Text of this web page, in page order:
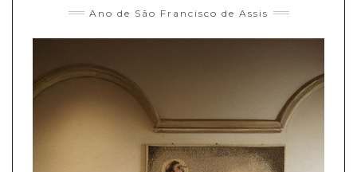
Ano de São Francisco de Assis